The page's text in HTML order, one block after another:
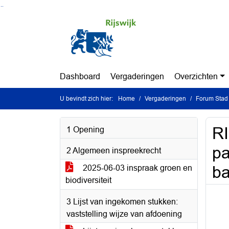
Dashboard Vergaderingen Overzichten
U bevindt zich hier: Home Vergaderingen Forum
1 Opening
2 Algemeen inspreekrecht
2025-06-03 inspraak groen en
biodiversiteit
3 Lijst van ingekomen stukken:
vaststelling wijze van afdoening